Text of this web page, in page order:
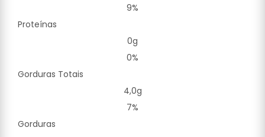
9%
Proteínas
0g
0%
Gorduras Totais
4,0g
7%
Gorduras